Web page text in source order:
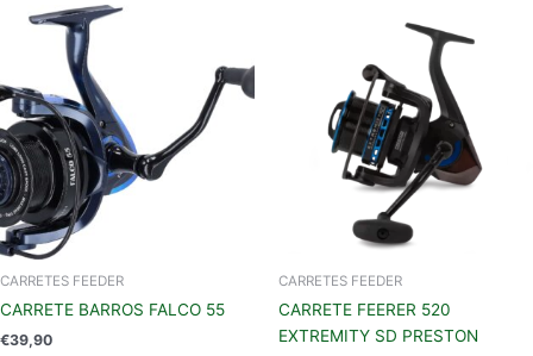
CARRETES FEEDER
CARRETE BARROS FALCO 55
€39,90
CARRETES FEEDER
CARRETE FEERER 520
EXTREMITY SD PRESTON